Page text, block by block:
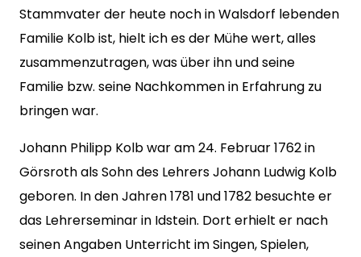
Stammvater der heute noch in Walsdorf lebenden
Familie Kolb ist, hielt ich es der Mühe wert, alles
zusammenzutragen, was über ihn und seine
Familie bzw. seine Nachkommen in Erfahrung zu
bringen war.
Johann Philipp Kolb war am 24. Februar 1762 in
Görsroth als Sohn des Lehrers Johann Ludwig Kolb
geboren. In den Jahren 1781 und 1782 besuchte er
das Lehrerseminar in Idstein. Dort erhielt er nach
seinen Angaben Unterricht im Singen, Spielen,